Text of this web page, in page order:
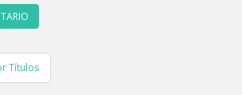
Títulos